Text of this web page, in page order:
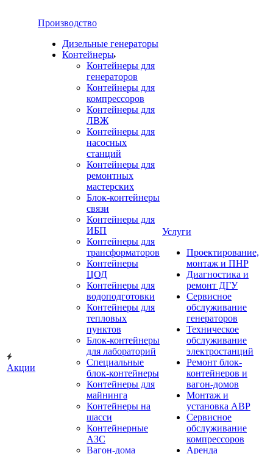
Акции
Производство
Дизельные генераторы
Контейнеры
Контейнеры для
генераторов
Контейнеры для
компрессоров
Контейнеры для
ЛВЖ
Контейнеры для
насосных
станций
Контейнеры для
ремонтных
мастерских
Блок-контейнеры
связи
Контейнеры для
ИБП
Контейнеры для
трансформаторов
Контейнеры
ЦОД
Контейнеры для
водоподготовки
Контейнеры для
тепловых
пунктов
Блок-контейнеры
для лабораторий
Специальные
блок-контейнеры
Контейнеры для
майнинга
Контейнеры на
шасси
Контейнерные
АЗС
Вагон-дома
Услуги
Проектирование,
монтаж и ПНР
Диагностика и
ремонт ДГУ
Сервисное
обслуживание
генераторов
Техническое
обслуживание
электростанций
Ремонт блок-
контейнеров и
вагон-домов
Монтаж и
установка АВР
Сервисное
обслуживание
компрессоров
Аренда